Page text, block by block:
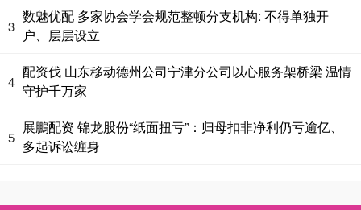
3
数魅优配 多家协会学会规范整顿分支机构: 不得单独开
户、层层设立
4
配资伐 山东移动德州公司宁津分公司以心服务架桥梁 温情
守护千万家
5
展鵬配资 锦龙股份“纸面扭亏”：归母扣非净利仍亏逾亿、
多起诉讼缠身